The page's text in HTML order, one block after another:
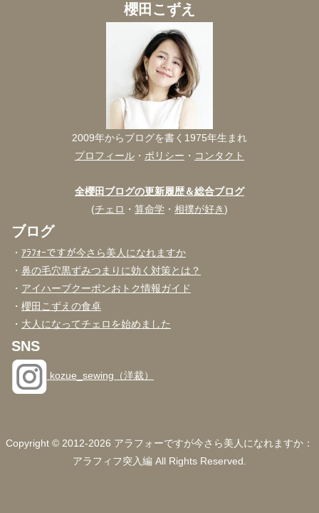
櫻田こずえ
2009年からブログを書く1975年生まれ
プロフィール ・ ポリシー ・ コンタクト
全櫻田ブログの更新履歴＆総合ブログ
(チェロ ・ 算命学 ・ 相撲が好き)
ブログ
・ ｱﾗﾌｫｰですが今さら美人になれますか
・ 鼻の毛穴黒ずみつまりに効く対策とは？
・ アイハーブクーポンおトク情報ガイド
・ 櫻田こずえの食卓
・ 大人になってチェロを始めました
SNS
kozue_sewing（洋裁）
Copyright © 2012-2026 アラフォーですが今さら美人になれますか：
アラフィフ突入編 All Rights Reserved.